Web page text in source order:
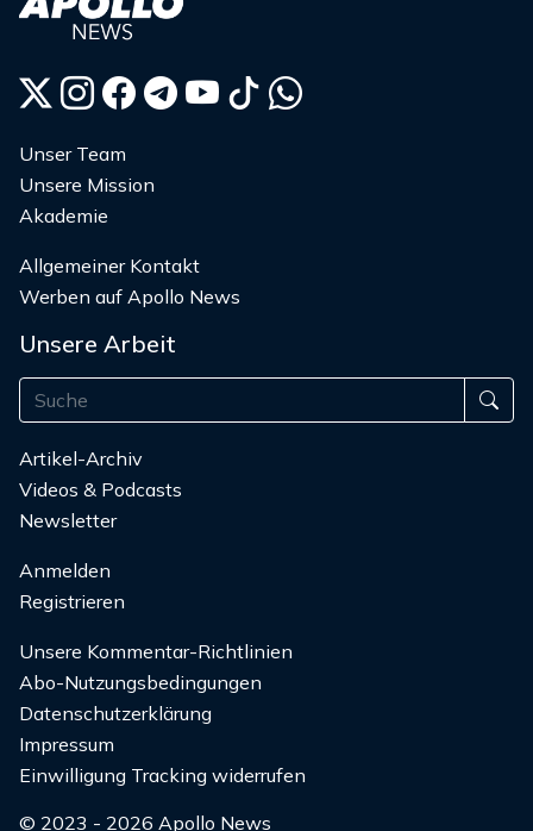
Unser Team
Unsere Mission
Akademie
Allgemeiner Kontakt
Werben auf Apollo News
Unsere Arbeit
Artikel-Archiv
Videos & Podcasts
Newsletter
Anmelden
Registrieren
Unsere Kommentar-Richtlinien
Abo-Nutzungsbedingungen
Datenschutzerklärung
Impressum
Einwilligung Tracking widerrufen
© 2023 - 2026 Apollo News